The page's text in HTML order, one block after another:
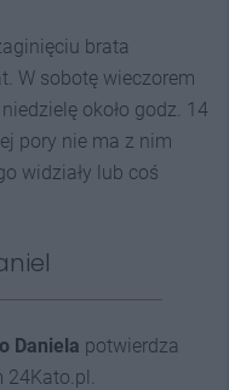
brata
W sobotę wieczorem
około godz. 14
pory nie ma z nim
widziały lub coś
Daniela potwierdza